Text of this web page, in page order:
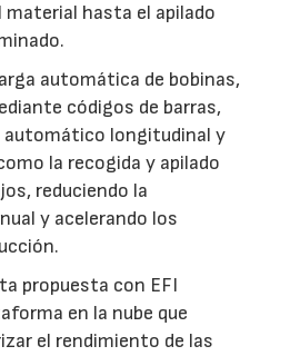
hasta el apilado
automática de bobinas,
códigos de barras,
automático longitudinal y
la recogida y apilado
reduciendo la
y acelerando los
propuesta con EFI
en la nube que
el rendimiento de las